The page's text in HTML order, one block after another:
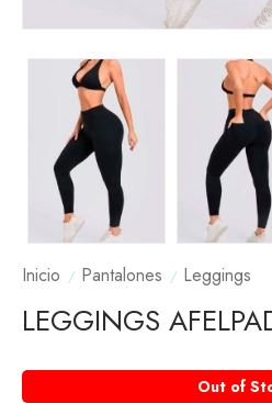
Inicio Pantalones Leggings
LEGGINGS
Out of